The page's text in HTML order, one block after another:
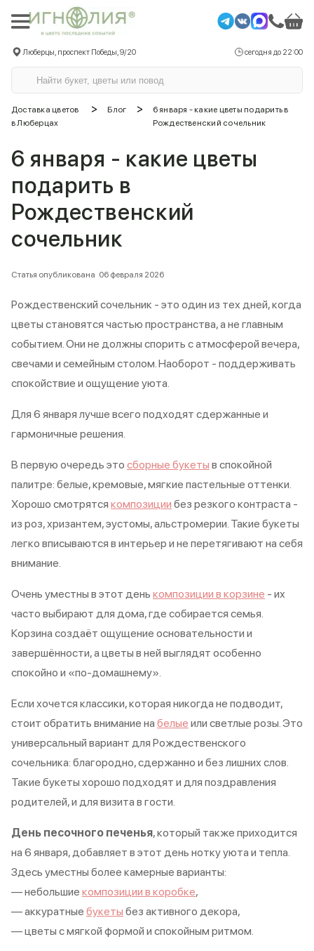
Люберцы, проспект Победы, 9/20 сегодня до 22:00
Доставка цветов
в Люберцах
> Блог >
6 января - какие цветы подарить в
Рождественский сочельник
6 января - какие цветы
подарить в
Рождественский
сочельник
Статья опубликована 06 февраля 2026
Рождественский сочельник - это один из тех дней, когда
цветы становятся частью пространства, а не главным
событием. Они не должны спорить с атмосферой вечера,
свечами и семейным столом. Наоборот - поддерживать
спокойствие и ощущение уюта.
Для 6 января лучше всего подходят сдержанные и
гармоничные решения.
В первую очередь это сборные букеты в спокойной
палитре: белые, кремовые, мягкие пастельные оттенки.
Хорошо смотрятся композиции без резкого контраста -
из роз, хризантем, эустомы, альстромерии. Такие букеты
легко вписываются в интерьер и не перетягивают на себя
внимание.
Очень уместны в этот день композиции в корзине - их
часто выбирают для дома, где собирается семья.
Корзина создаёт ощущение основательности и
завершённости, а цветы в ней выглядят особенно
спокойно и «по-домашнему».
Если хочется классики, которая никогда не подводит,
стоит обратить внимание на белые или светлые розы. Это
универсальный вариант для Рождественского
сочельника: благородно, сдержанно и без лишних слов.
Такие букеты хорошо подходят и для поздравления
родителей, и для визита в гости.
День песочного печенья, который также приходится
на 6 января, добавляет в этот день нотку уюта и тепла.
Здесь уместны более камерные варианты:
— небольшие композиции в коробке,
— аккуратные букеты без активного декора,
— цветы с мягкой формой и спокойным ритмом.